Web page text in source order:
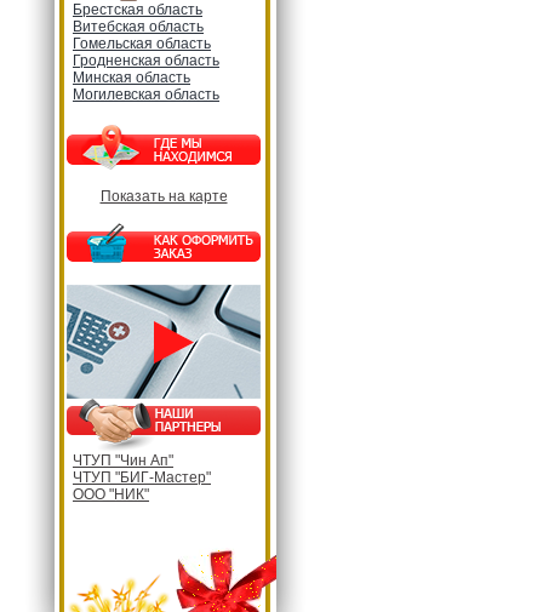
Брестская область
Витебская область
Гомельская область
Гродненская область
Минская область
Могилевская область
Показать на карте
ЧТУП "Чин Ап"
ЧТУП "БИГ-Мастер"
ООО "НИК"